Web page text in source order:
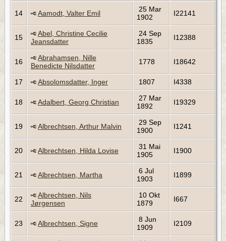
14 Aamodt, Valter Emil
25 Mar
1902
I22141
15
Abel, Christine Cecilie
Jeansdatter
24 Sep
1835
I12388
16
Abrahamsen, Nille
Benedicte Nilsdatter
1778 I18642
17 Absolomsdatter, Inger 1807 I4338
18 Adalbert, Georg Christian
27 Mar
1892
I19329
19 Albrechtsen, Arthur Malvin
29 Sep
1900
I1241
20 Albrechtsen, Hilda Lovise
31 Mai
1905
I1900
21 Albrechtsen, Martha
6 Jul
1903
I1899
22
Albrechtsen, Nils
Jørgensen
10 Okt
1879
I667
23 Albrechtsen, Signe
8 Jun
1909
I2109